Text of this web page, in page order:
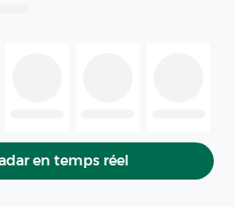
en temps réel